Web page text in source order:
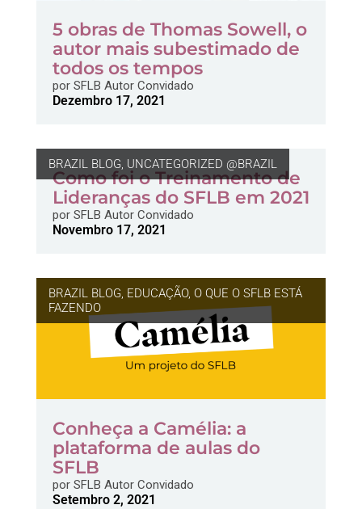
5 obras de Thomas Sowell, o
autor mais subestimado de
todos os tempos
porSFLB Autor Convidado
Dezembro 17, 2021
BRAZIL BLOG, UNCATEGORIZED @BRAZIL
Como foi o Treinamento de
Lideranças do SFLB em 2021
porSFLB Autor Convidado
Novembro 17, 2021
BRAZIL BLOG, EDUCAÇÃO, O QUE O SFLB ESTÁ
FAZENDO
Conheça a Camélia: a
plataforma de aulas do
SFLB
porSFLB Autor Convidado
Setembro 2, 2021